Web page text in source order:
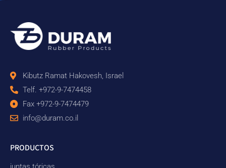
Kibutz Ramat Hakovesh, Israel
Telf. +972-9-7474458
Fax +972-9-7474479
info@duram.co.il
PRODUCTOS